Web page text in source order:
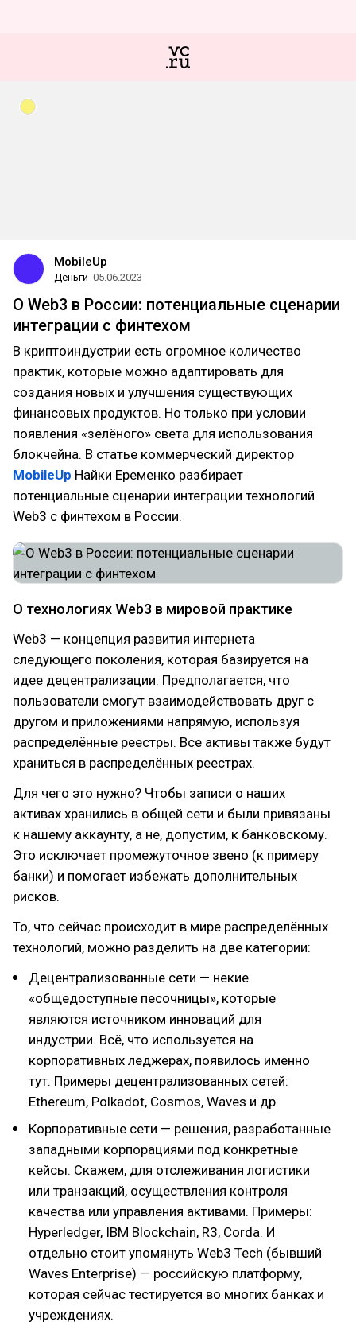
MobileUp
Деньги 05.06.2023
О Web3 в России: потенциальные сценарии
интеграции с финтехом
В криптоиндустрии есть огромное количество
практик, которые можно адаптировать для
создания новых и улучшения существующих
финансовых продуктов. Но только при условии
появления «зелёного» света для использования
блокчейна. В статье коммерческий директор
MobileUp Найки Еременко разбирает
потенциальные сценарии интеграции технологий
Web3 с финтехом в России.
О технологиях Web3 в мировой практике
Web3 — концепция развития интернета
следующего поколения, которая базируется на
идее децентрализации. Предполагается, что
пользователи смогут взаимодействовать друг с
другом и приложениями напрямую, используя
распределённые реестры. Все активы также будут
храниться в распределённых реестрах.
Для чего это нужно? Чтобы записи о наших
активах хранились в общей сети и были привязаны
к нашему аккаунту, а не, допустим, к банковскому.
Это исключает промежуточное звено (к примеру
банки) и помогает избежать дополнительных
рисков.
То, что сейчас происходит в мире распределённых
технологий, можно разделить на две категории:
Децентрализованные сети — некие
«общедоступные песочницы», которые
являются источником инноваций для
индустрии. Всё, что используется на
корпоративных леджерах, появилось именно
тут. Примеры децентрализованных сетей:
Ethereum, Polkadot, Cosmos, Waves и др.
Корпоративные сети — решения, разработанные
западными корпорациями под конкретные
кейсы. Скажем, для отслеживания логистики
или транзакций, осуществления контроля
качества или управления активами. Примеры:
Hyperledger, IBM Blockchain, R3, Corda. И
отдельно стоит упомянуть Web3 Tech (бывший
Waves Enterprise) — российскую платформу,
которая сейчас тестируется во многих банках и
учреждениях.